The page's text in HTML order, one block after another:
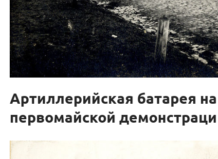
Артиллерийская батарея на
первомайской